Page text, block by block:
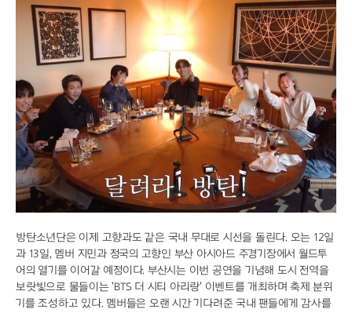
방탄소년단은 이제 고향과도 같은 국내 무대로 시선을 돌린다. 오는 12일
과 13일, 멤버 지민과 정국의 고향인 부산 아시아드 주경기장에서 월드투
어의 열기를 이어갈 예정이다. 부산시는 이번 공연을 기념해 도시 전역을
보랏빛으로 물들이는 'BTS 더 시티 아리랑' 이벤트를 개최하며 축제 분위
기를 조성하고 있다. 멤버들은 오랜 시간 기다려준 국내 팬들에게 감사를